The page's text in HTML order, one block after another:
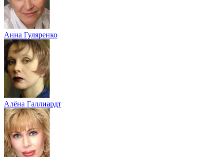
Анна Гуляренко
Алёна Галлиардт